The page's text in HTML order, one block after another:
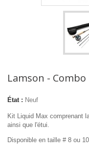
Lamson -
État : Neuf
Kit Liquid Max comprenant
ainsi que l'étui.
Disponible en taille # 8 ou 10